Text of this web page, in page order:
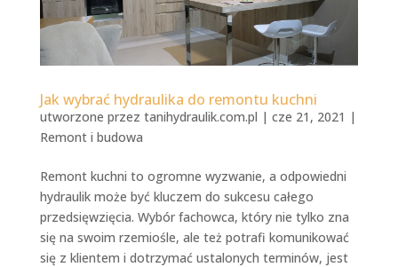
Jak wybrać hydraulika do remontu kuchni
utworzone przez tanihydraulik.com.pl | cze 21, 2021 |
Remont i budowa
Remont kuchni to ogromne wyzwanie, a odpowiedni
hydraulik może być kluczem do sukcesu całego
przedsięwzięcia. Wybór fachowca, który nie tylko zna
się na swoim rzemiośle, ale też potrafi komunikować
się z klientem i dotrzymać ustalonych terminów, jest